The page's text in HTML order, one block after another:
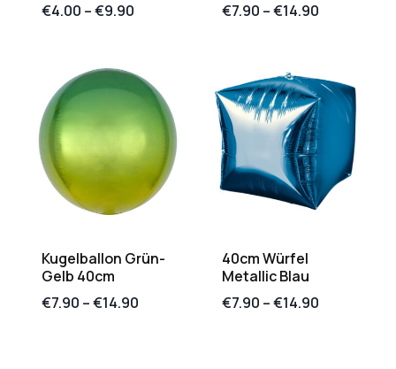
€4.00 –€9.90
€7.90 –€14.90
Kugelballon Grün-
Gelb 40cm
€7.90 –€14.90
40cm Würfel
Metallic Blau
€7.90 –€14.90